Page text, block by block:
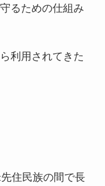
るための仕組み
利用されてきた
住民族の間で長